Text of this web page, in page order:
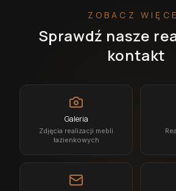
ZOBACZ
Sprawdź nasze
kontakt
Galeria
Zdjęcia realizacji mebli
łazienkowych